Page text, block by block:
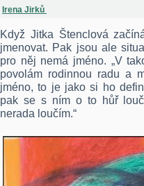
Irena Jirků
Když Jitka Štenclová
jmenovat. Pak jsou ale
pro něj nemá jméno. „V
povolám rodinnou radu a
jméno, to je jako si ho
pak se s ním o to hůř
nerada loučím.“